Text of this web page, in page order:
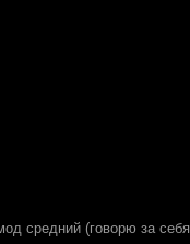
средний (говорю за